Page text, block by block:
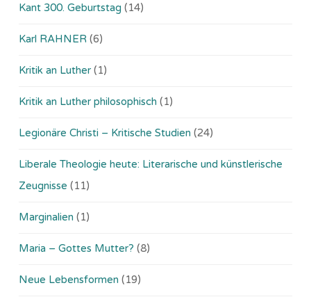
Kant 300. Geburtstag (14)
Karl RAHNER (6)
Kritik an Luther (1)
Kritik an Luther philosophisch (1)
Legionäre Christi – Kritische Studien (24)
Liberale Theologie heute: Literarische und künstlerische
Zeugnisse (11)
Marginalien (1)
Maria – Gottes Mutter? (8)
Neue Lebensformen (19)